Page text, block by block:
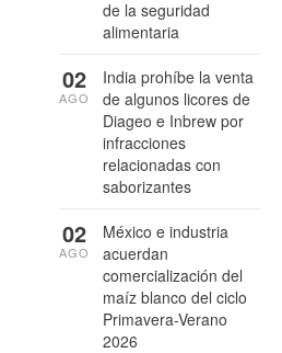
de la seguridad
alimentaria
India prohíbe la venta
de algunos licores de
Diageo e Inbrew por
infracciones
relacionadas con
saborizantes
02
AGO
México e industria
acuerdan
comercialización del
maíz blanco del ciclo
Primavera-Verano
2026
02
AGO